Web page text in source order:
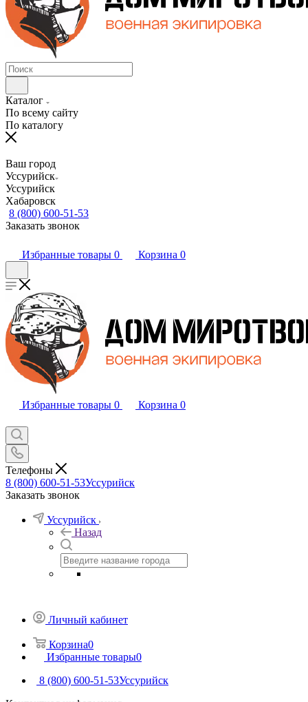
Каталог
По всему сайту
По каталогу
Ваш город
Уссурийск
Уссурийск
Хабаровск
8 (800) 600-51-53
Заказать звонок
Избранные товары 0 Корзина 0
Избранные товары 0 Корзина 0
Телефоны
8 (800) 600-51-53Уссурийск
Заказать звонок
Уссурийск
Назад
Личный кабинет
Корзина0
Избранные товары0
8 (800) 600-51-53Уссурийск